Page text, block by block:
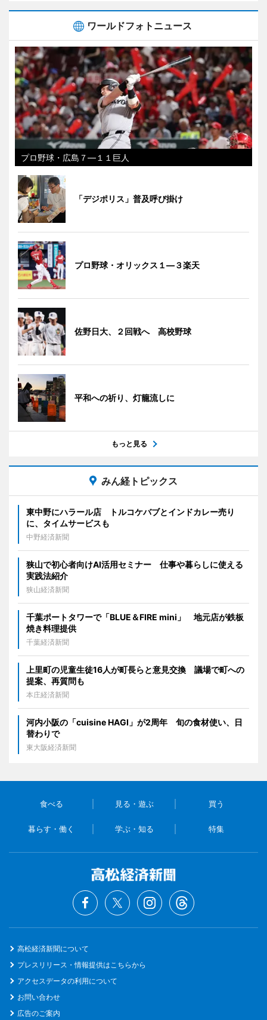
ワールドフォトニュース
プロ野球・広島７―１１巨人
「デジポリス」普及呼び掛け
プロ野球・オリックス１―３楽天
佐野日大、２回戦へ 高校野球
平和への祈り、灯籠流しに
もっと見る
みん経トピックス
東中野にハラール店 トルコケバブとインドカレー売り
に、タイムサービスも
中野経済新聞
狭山で初心者向けAI活用セミナー 仕事や暮らしに使える
実践法紹介
狭山経済新聞
千葉ポートタワーで「BLUE＆FIRE mini」 地元店が鉄板
焼き料理提供
千葉経済新聞
上里町の児童生徒16人が町長らと意見交換 議場で町への
提案、再質問も
本庄経済新聞
河内小阪の「cuisine HAGI」が2周年 旬の食材使い、日
替わりで
東大阪経済新聞
食べる 見る・遊ぶ 買う
暮らす・働く 学ぶ・知る 特集
高松経済新聞について
プレスリリース・情報提供はこちらから
アクセスデータの利用について
お問い合わせ
広告のご案内